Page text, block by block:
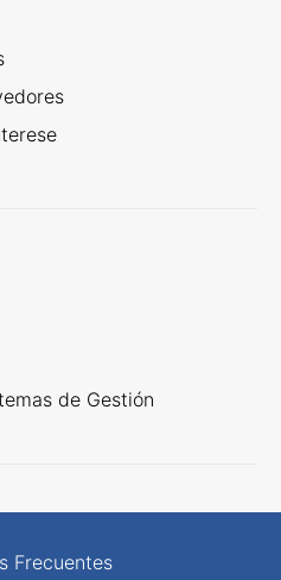
de Gestión
Frecuentes